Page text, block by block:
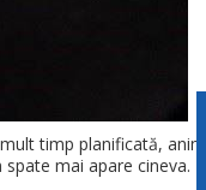
timp planificată,
spate mai apare cineva.